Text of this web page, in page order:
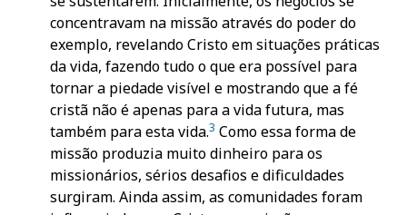
concentravam na missão através do poder do
exemplo, revelando Cristo em situações práticas
da vida, fazendo tudo o que era possível para
tornar a piedade visível e mostrando que a fé
cristã não é apenas para a vida futura, mas
também para esta vida.3 Como essa forma de
missão produzia muito dinheiro para os
missionários, sérios desafios e dificuldades
surgiram. Ainda assim, as comunidades foram